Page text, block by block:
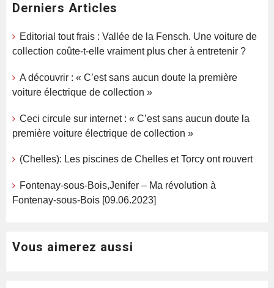
Derniers Articles
Editorial tout frais : Vallée de la Fensch. Une voiture de
collection coûte-t-elle vraiment plus cher à entretenir ?
A découvrir : « C’est sans aucun doute la première
voiture électrique de collection »
Ceci circule sur internet : « C’est sans aucun doute la
première voiture électrique de collection »
(Chelles): Les piscines de Chelles et Torcy ont rouvert
Fontenay-sous-Bois,Jenifer – Ma révolution à
Fontenay-sous-Bois [09.06.2023]
Vous aimerez aussi